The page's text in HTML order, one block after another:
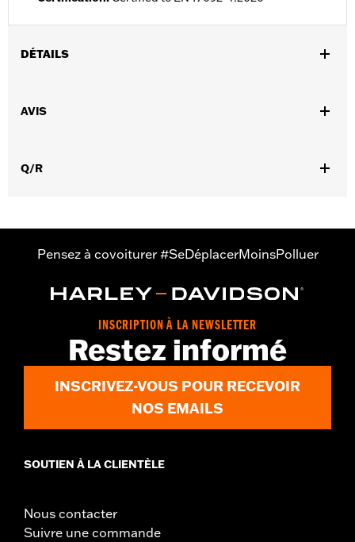
DÉTAILS
Caractéristiques fonctionnelles:
Réfléchissant
Jacket Style:Triple Vent
AVIS
Q/R
Pensez à covoiturer #SeDéplacerMoinsPolluer
INSCRIPTION À LA NEWSLETTER
Restez informé
INSCRIVEZ-VOUS POUR RECEVOIR
NOS EMAILS
SOUTIEN À LA CLIENTÈLE
Nous contacter
Suivre une commande